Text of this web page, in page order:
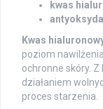
kwas
Kwas
poziom
ochronne skóry. Z
działaniem
proces starzenia.